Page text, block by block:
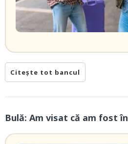
Citește tot bancul
Bulă: Am visat că am fost